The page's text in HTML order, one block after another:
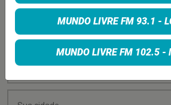
Quer sugerir uma música para
programação? É só preencher os
MUNDO LIVRE FM 93.1 -
MUNDO LIVRE FM 102.5 -